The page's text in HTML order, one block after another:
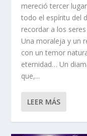
mereció tercer
todo el espíritu del
recordar a los
Una moraleja y un
con un temor
eternidad… Un
que,...
LEER MÁS